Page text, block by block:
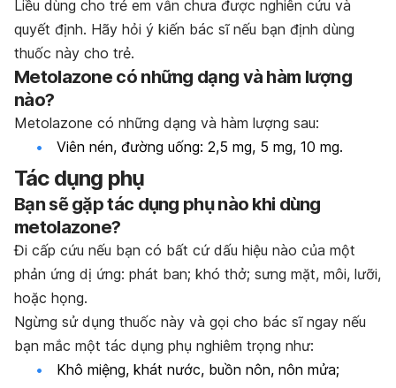
Liều dùng cho trẻ em vẫn chưa được nghiên cứu và
quyết định. Hãy hỏi ý kiến bác sĩ nếu bạn định dùng
thuốc này cho trẻ.
Metolazone có những dạng và hàm lượng
nào?
Metolazone có những dạng và hàm lượng sau:
Viên nén, đường uống: 2,5 mg, 5 mg, 10 mg.
Tác dụng phụ
Bạn sẽ gặp tác dụng phụ nào khi dùng
metolazone?
Đi cấp cứu nếu bạn có bất cứ dấu hiệu nào của một
phản ứng dị ứng: phát ban; khó thở; sưng mặt, môi, lưỡi,
hoặc họng.
Ngừng sử dụng thuốc này và gọi cho bác sĩ ngay nếu
bạn mắc một tác dụng phụ nghiêm trọng như:
Khô miệng, khát nước, buồn nôn, nôn mửa;